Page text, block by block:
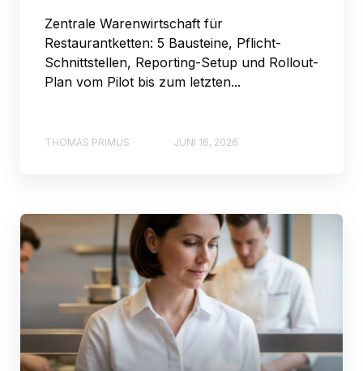
Zentrale Warenwirtschaft für
Restaurantketten: 5 Bausteine, Pflicht-
Schnittstellen, Reporting-Setup und Rollout-
Plan vom Pilot bis zum letzten...
THOMAS PRIMUS JUNI 16, 2026